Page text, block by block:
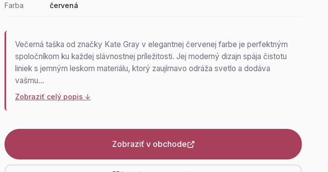
Farba červená
Večerná taška od značky Kate Gray v elegantnej červenej farbe je perfektným
spoločníkom ku každej slávnostnej príležitosti. Jej moderný dizajn spája čistotu
liniek s jemným leskom materiálu, ktorý zaujímavo odráža svetlo a dodáva
vašmu…
Zobraziť celý popis ↓
Zobraziť v obchode